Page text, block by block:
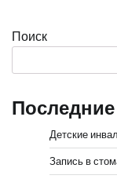
Поиск
Детские
Запись в